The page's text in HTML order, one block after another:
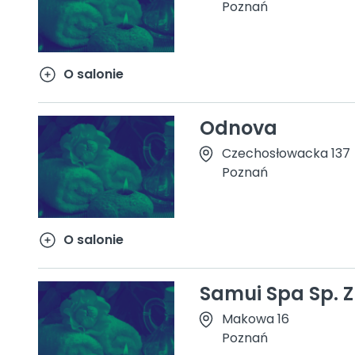
Poznań
O salonie
Odnova
Czechosłowacka 137
Poznań
O salonie
Samui Spa Sp.
Makowa 16
Poznań